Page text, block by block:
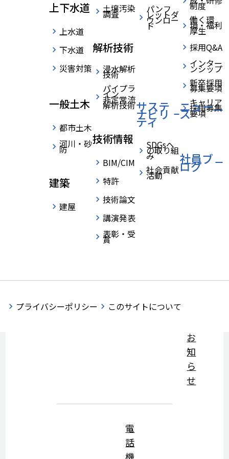
上下水道
上水道
下水道
災害対策
一般土木
都市土木
河川・砂
防
建築
建屋
土壌汚染
調査
解析技術
浸水解析
技術
パイプラ
イン
非定常流
解析技術
技術情報
BIM/CIM
特許
技術論文
講演発表
表彰・受
賞
パンフ
レットダ
ウンロー
ド
サステ
ナビリ
ティ
SDGsへ
の取り組
み
社会貢献
活動
制度
働く環
境・福利
厚生
採用Q&A
インター
ンシップ
新卒採用
募集要項
キャリア
採用募集
要項
ニュー
ス
社員ブ
ログ
プライバシーポリシー このサイトについて
すべてのニュース
お知らせ
更新情報
表彰・受賞
採用情報
一
画
お
知
ら
せ
電
話